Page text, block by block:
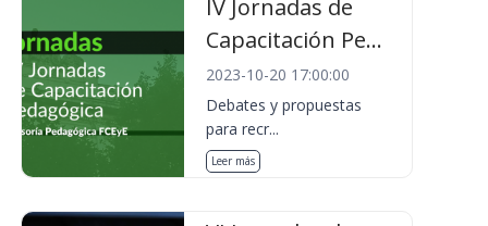
IV Jornadas de
Capacitación Pe...
2023-10-20 17:00:00
Debates y propuestas
para recr...
Leer más